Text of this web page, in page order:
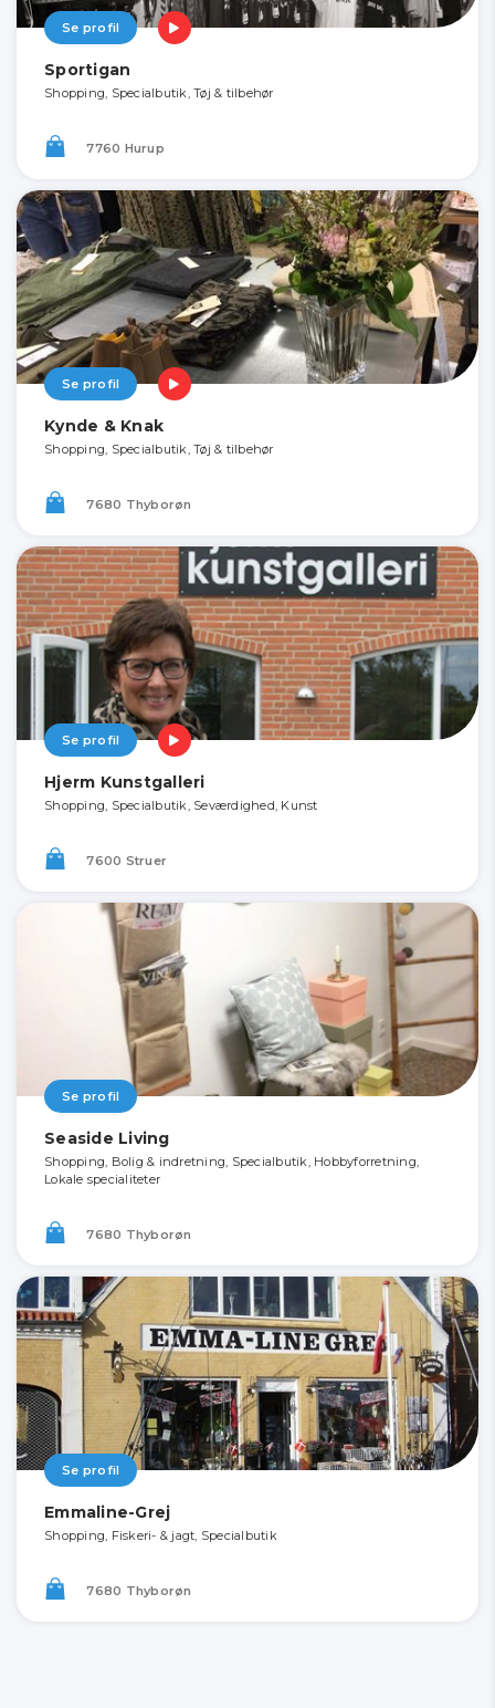
Se profil
Sportigan
Shopping, Specialbutik, Tøj & tilbehør
7760 Hurup
Se profil
Kynde & Knak
Shopping, Specialbutik, Tøj & tilbehør
7680 Thyborøn
Se profil
Hjerm Kunstgalleri
Shopping, Specialbutik, Seværdighed, Kunst
7600 Struer
Se profil
Seaside Living
Shopping, Bolig & indretning, Specialbutik, Hobbyforretning,
Lokale specialiteter
7680 Thyborøn
Se profil
Emmaline-Grej
Shopping, Fiskeri- & jagt, Specialbutik
7680 Thyborøn